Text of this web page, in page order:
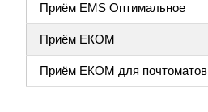
Приём EMS Оптимальное
Приём ЕКОМ
Приём ЕКОМ для почтоматов